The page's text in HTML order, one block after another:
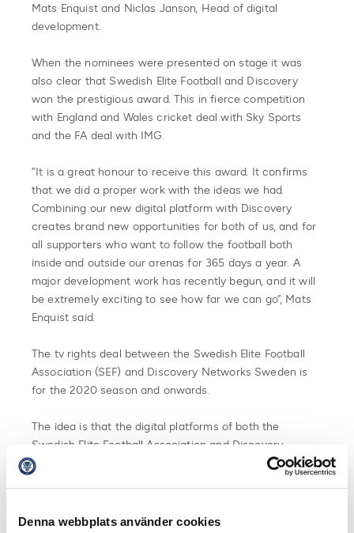
Denna webbplats använder cookies
Mats Enquist and Niclas Janson, Head of digital
development.
When the nominees were presented on stage it was
also clear that Swedish Elite Football and Discovery
won the prestigious award. This in fierce competition
with England and Wales cricket deal with Sky Sports
and the FA deal with IMG.
”It is a great honour to receive this award. It confirms
that we did a proper work with the ideas we had.
Combining our new digital platform with Discovery
creates brand new opportunities for both of us, and for
all supporters who want to follow the football both
inside and outside our arenas for 365 days a year. A
major development work has recently begun, and it will
be extremely exciting to see how far we can go”, Mats
Enquist said.
The tv rights deal between the Swedish Elite Football
Association (SEF) and Discovery Networks Sweden is
for the 2020 season and onwards.
The idea is that the digital platforms of both the
Swedish Elite Football Association and Discovery
Network Sweden will meet in the ambition to further